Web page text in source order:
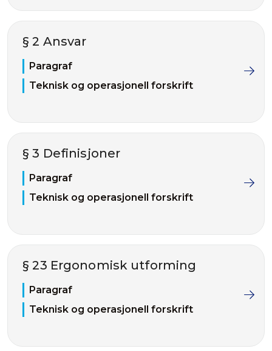
§ 2 Ansvar
Paragraf
Teknisk og operasjonell forskrift
§ 3 Definisjoner
Paragraf
Teknisk og operasjonell forskrift
§ 23 Ergonomisk utforming
Paragraf
Teknisk og operasjonell forskrift